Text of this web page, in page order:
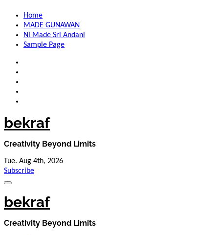
content
Home
MADE GUNAWAN
Ni Made Sri Andani
Sample Page
bekraf
Creativity Beyond Limits
Tue. Aug 4th, 2026
Subscribe
bekraf
Creativity Beyond Limits